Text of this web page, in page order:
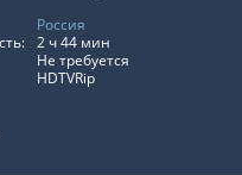
Россия
2 ч 44 мин
Не требуется
HDTVRip